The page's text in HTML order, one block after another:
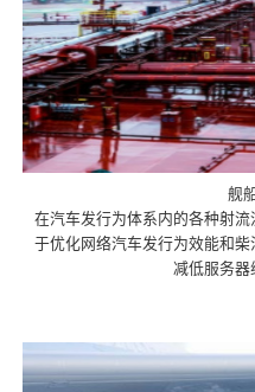
舰
在汽车发行为体系内的各种射
于优化网络汽车发行为效能和柴
减低服务器